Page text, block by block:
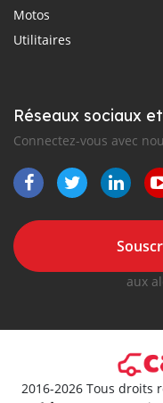
Motos
Utilitaires
Réseaux sociaux
Connectez-vous avec
aux
2016-2026 Tous droits